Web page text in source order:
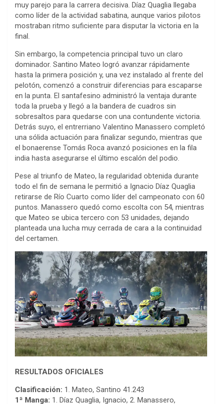
muy parejo para la carrera decisiva. Díaz Quaglia llegaba
como líder de la actividad sabatina, aunque varios pilotos
mostraban ritmo suficiente para disputar la victoria en la
final.
Sin embargo, la competencia principal tuvo un claro
dominador. Santino Mateo logró avanzar rápidamente
hasta la primera posición y, una vez instalado al frente del
pelotón, comenzó a construir diferencias para escaparse
en la punta. El santafesino administró la ventaja durante
toda la prueba y llegó a la bandera de cuadros sin
sobresaltos para quedarse con una contundente victoria.
Detrás suyo, el entrerriano Valentino Manassero completó
una sólida actuación para finalizar segundo, mientras que
el bonaerense Tomás Roca avanzó posiciones en la fila
india hasta asegurarse el último escalón del podio.
Pese al triunfo de Mateo, la regularidad obtenida durante
todo el fin de semana le permitió a Ignacio Díaz Quaglia
retirarse de Río Cuarto como líder del campeonato con 60
puntos. Manassero quedó como escolta con 54, mientras
que Mateo se ubica tercero con 53 unidades, dejando
planteada una lucha muy cerrada de cara a la continuidad
del certamen.
RESULTADOS OFICIALES
Clasificación: 1. Mateo, Santino 41.243
1ª Manga: 1. Díaz Quaglia, Ignacio, 2. Manassero,